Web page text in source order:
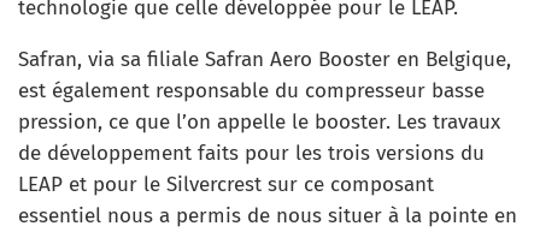
technologie que celle développée pour le LEAP.
Safran, via sa filiale Safran Aero Booster en Belgique,
est également responsable du compresseur basse
pression, ce que l’on appelle le booster. Les travaux
de développement faits pour les trois versions du
LEAP et pour le Silvercrest sur ce composant
essentiel nous a permis de nous situer à la pointe en